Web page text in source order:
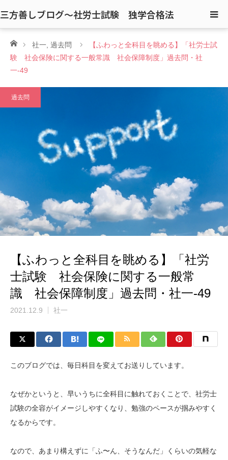
三方善しブログ〜社労士試験 独学合格法
ホーム社一 過去問
【ふわっと全科目を眺める】「社労士試
験 社会保険に関する一般常識 社会保障制度」過去問・社
一-49
過去問
【ふわっと全科目を眺める】「社労
士試験 社会保険に関する一般常
識 社会保障制度」過去問・社一-49
2021.12.9 社一
このブログでは、毎日科目を変えてお送りしています。
なぜかというと、早いうちに全科目に触れておくことで、社労士
試験の全容がイメージしやすくなり、勉強のペースが掴みやすく
なるからです。
なので、あまり構えずに「ふ〜ん、そうなんだ」くらいの気軽な